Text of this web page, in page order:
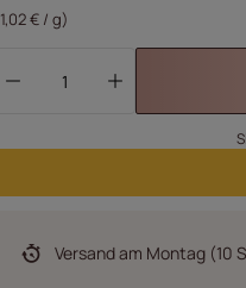
€ / g)
Versandam Montag (10